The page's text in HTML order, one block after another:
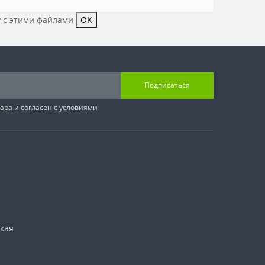
с этими файлами OK
Подписаться
и согласен с условиями